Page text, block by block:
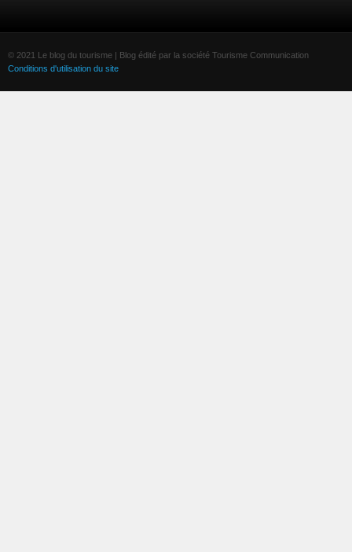
© 2021 Le blog du tourisme | Blog édité par la société Tourisme Communication
Conditions d'utilisation du site